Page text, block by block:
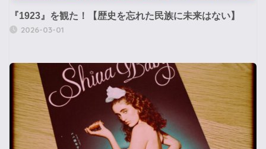
『1923』を観た！【歴史を忘れた民族に未来はない】
2026-03-01